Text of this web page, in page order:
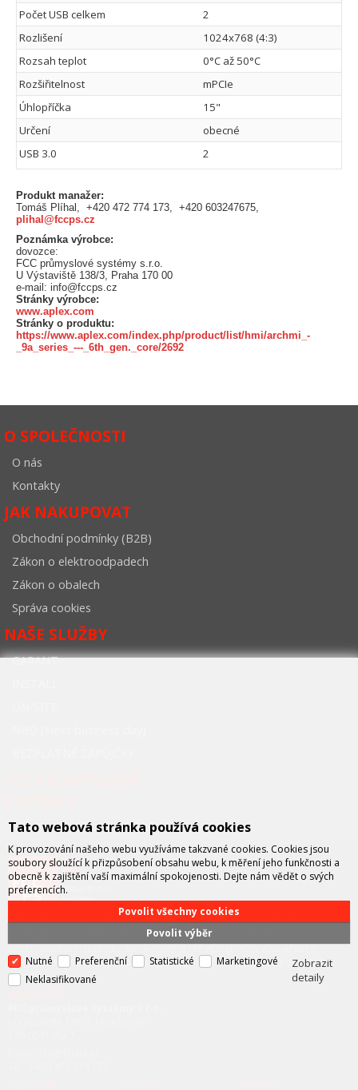
Počet USB celkem
2
Rozlišení
1024x768 (4:3)
Rozsah teplot
0°C až 50°C
Rozšiřitelnost
mPCIe
Úhlopříčka
15"
Určení
obecné
USB 3.0
2
Produkt manažer:
Tomáš Plíhal, +420 472 774 173, +420 603247675,
plihal@fccps.cz
Poznámka výrobce:
dovozce:
FCC průmyslové systémy s.r.o.
U Výstaviště 138/3, Praha 170 00
e-mail: info@fccps.cz
Stránky výrobce:
www.aplex.com
Stránky o produktu:
https://www.aplex.com/index.php/product/list/hmi/archmi_-
_9a_series_---_6th_gen._core/2692
O SPOLEČNOSTI
O nás
Kontakty
JAK NAKUPOVAT
Obchodní podmínky (B2B)
Zákon o elektroodpadech
Zákon o obalech
Správa cookies
NAŠE SLUŽBY
GARANT
FCC průmyslové systémyje technicko – obchodní společností,
zastupující významné výrobce v oblasti průmyslové automatizace a
telekomunikační techniky. Společnost je též významným vývojářem a
integrátorem se specializací na systémy strojového vidění a pokročilé
robotiky.
Tato webová stránka používá cookies
K provozování našeho webu využíváme takzvané cookies. Cookies jsou
soubory sloužící k přizpůsobení obsahu webu, k měření jeho funkčnosti a
obecně k zajištění vaší maximální spokojenosti. Dejte nám vědět o svých
preferencích.
Povolit výběr
Povolit všechny cookies
Nutné Preferenční Statistické
Marketingové
Neklasifikované
Zobrazit
detaily